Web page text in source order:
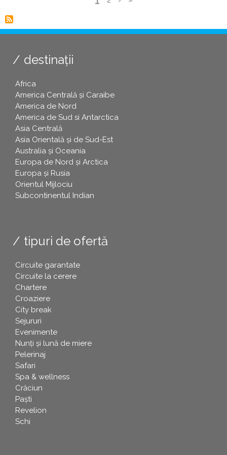
destinații
Africa
America Centrală și Caraibe
America de Nord
America de Sud si Antarctica
Asia Centrală
Asia Orientală și de Sud-Est
Australia și Oceania
Europa de Nord și Arctica
Europa și Rusia
Orientul Mijlociu
Subcontinentul Indian
tipuri de ofertă
Circuite garantate
Circuite la cerere
Chartere
Croaziere
City break
Sejururi
Evenimente
Nunți și lună de miere
Pelerinaj
Safari
Spa & wellness
Crăciun
Paşti
Revelion
Schi